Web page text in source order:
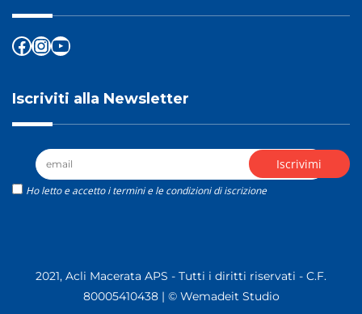
Facebook
Instagram
YouTube
Iscriviti alla Newsletter
Ho letto e accetto i termini e le condizioni di iscrizione
2021, Acli Macerata APS - Tutti i diritti riservati - C.F.
80005410438 | © Wemadeit Studio